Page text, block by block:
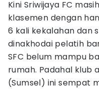
Kini Sriwijaya FC
klasemen dengan
6 kali kekalahan dan
dinakhodai pelatih
SFC belum mampu
rumah. Padahal klub
(Sumsel) ini sempat